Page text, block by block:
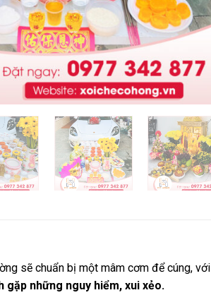
sẽ chuẩn bị một mâm cơm để cúng, với
những nguy hiểm, xui xẻo.